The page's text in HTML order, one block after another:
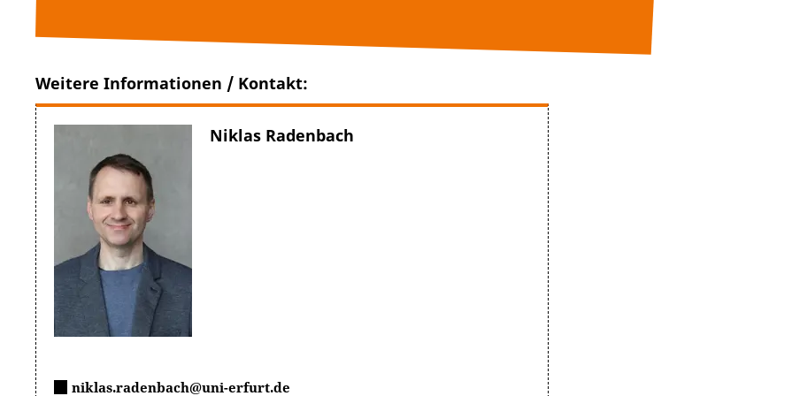
Weitere Informationen / Kontakt:
Niklas Radenbach
niklas.radenbach@uni-erfurt.de